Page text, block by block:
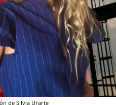
de Silvia Urarte